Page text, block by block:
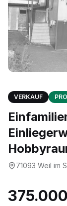
VERKAUF
71093 Weil im